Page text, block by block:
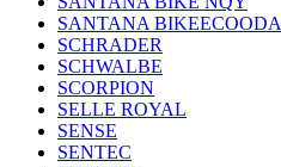
SANTANA BIKEECOODA
SCHRADER
SCHWALBE
SCORPION
SELLE ROYAL
SENSE
SENTEC